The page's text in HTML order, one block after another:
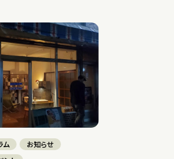
ム
お知らせ